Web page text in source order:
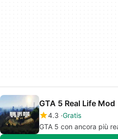
GTA 5 Real Life Mod
4.3 Gratis
GTA 5 con ancora più